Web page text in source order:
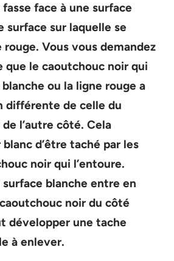
face à une surface
surface sur laquelle se
Vous vous demandez
que le caoutchouc noir qui
ou la ligne rouge a
différente de celle du
l’autre côté. Cela
d’être taché par les
noir qui l’entoure.
blanche entre en
noir du côté
développer une tache
à enlever.